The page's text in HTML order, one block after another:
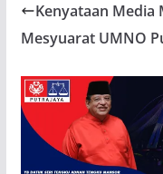
Kenyataan Media
Mesyuarat UMNO